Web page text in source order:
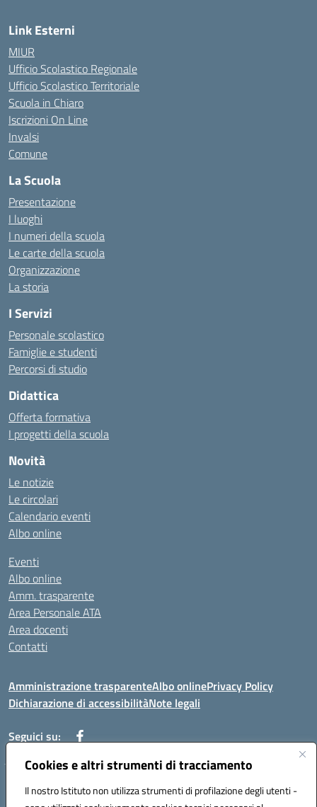
Cookies e altri strumenti di tracciamento
Il nostro Istituto non utilizza strumenti di profilazione degli utenti -
Link Esterni
MIUR
Ufficio Scolastico Regionale
Ufficio Scolastico Territoriale
Scuola in Chiaro
Iscrizioni On Line
Invalsi
Comune
La Scuola
Presentazione
I luoghi
I numeri della scuola
Le carte della scuola
Organizzazione
La storia
I Servizi
Personale scolastico
Famiglie e studenti
Percorsi di studio
Didattica
Offerta formativa
I progetti della scuola
Novità
Le notizie
Le circolari
Calendario eventi
Albo online
Eventi
Albo online
Amm. trasparente
Area Personale ATA
Area docenti
Contatti
Amministrazione trasparenteAlbo onlinePrivacy Policy
Dichiarazione di accessibilitàNote legali
Seguici su:
Indirizzo: VIA BRECCIAME, 46 - 81024 MADDALONI (CE)
Mail: CEIC8AU001@istruzione.it - Pec: CEIC8AU001@pec.istruzione.it -